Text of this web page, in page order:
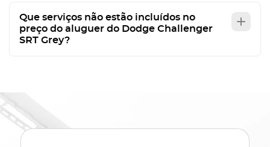
Que serviços não estão incluídos no
preço do aluguer do Dodge Challenger
SRT Grey?